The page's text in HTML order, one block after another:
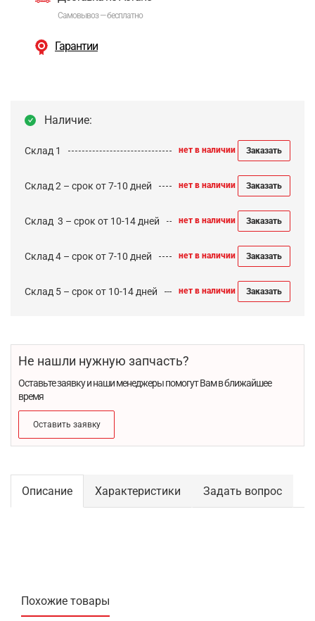
Самовывоз — бесплатно
Гарантии
Наличие:
Склад 1 нет в наличии Заказать
Склад 2 – срок от 7-10 дней нет в наличии Заказать
Cклад 3 – срок от 10-14 дней нет в наличии Заказать
Склад 4 – срок от 7-10 дней нет в наличии Заказать
Склад 5 – срок от 10-14 дней нет в наличии Заказать
Не нашли нужную запчасть?
Оставьте заявку и наши менеджеры помогут Вам в ближайшее
время
Оставить заявку
Описание Характеристики Задать вопрос
Похожие товары